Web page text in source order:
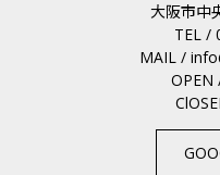
大阪市中
TEL /
MAIL /
OPEN